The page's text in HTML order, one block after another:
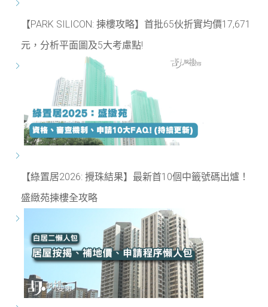
【PARK SILICON: 揀樓攻略】首批65伙折實均價17,671
元，分析平面圖及5大考慮點!
【綠置居2026: 攪珠結果】最新首10個中籤號碼出爐！
盛緻苑揀樓全攻略